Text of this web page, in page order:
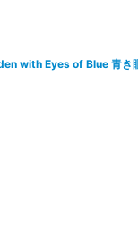
with Eyes of Blue 青き